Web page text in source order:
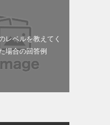
レベルを教えてく
場合の回答例